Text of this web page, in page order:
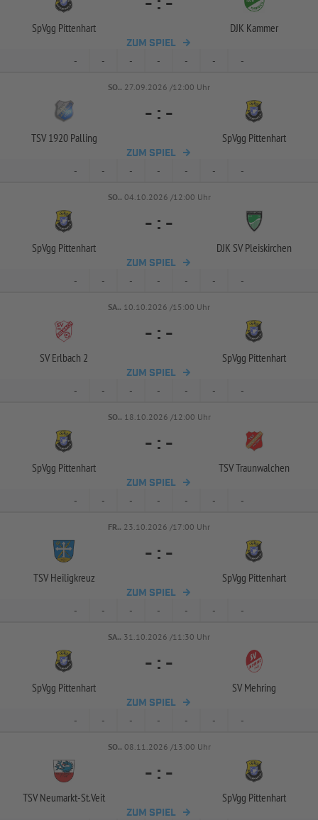
SpVgg Pittenhart DJK Kammer
ZUM SPIEL
- - - - - - -
SO.. 27.09.2026 /12:00 Uhr
TSV 1920 Palling
- : -
SpVgg Pittenhart
ZUM SPIEL
- - - - - - -
SO.. 04.10.2026 /12:00 Uhr
SpVgg Pittenhart
- : -
DJK SV Pleiskirchen
ZUM SPIEL
- - - - - - -
SA.. 10.10.2026 /15:00 Uhr
SV Erlbach 2
- : -
SpVgg Pittenhart
ZUM SPIEL
- - - - - - -
SO.. 18.10.2026 /12:00 Uhr
SpVgg Pittenhart
- : -
TSV Traunwalchen
ZUM SPIEL
- - - - - - -
FR.. 23.10.2026 /17:00 Uhr
TSV Heiligkreuz
- : -
SpVgg Pittenhart
ZUM SPIEL
- - - - - - -
SA.. 31.10.2026 /11:30 Uhr
SpVgg Pittenhart
- : -
SV Mehring
ZUM SPIEL
- - - - - - -
SO.. 08.11.2026 /13:00 Uhr
TSV Neumarkt-St.Veit
- : -
SpVgg Pittenhart
ZUM SPIEL